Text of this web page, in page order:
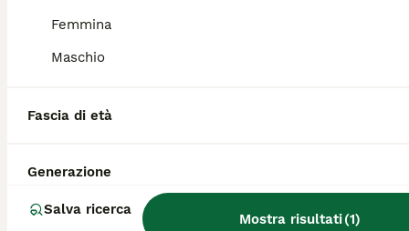
Femmina
Maschio
Fascia di età
Generazione
Salva ricerca
Mostra risultati(1)
reputazione dell'allevatore e la posizione.
e American Staffordshire
Terrier?
Quanto dura uno staffy?